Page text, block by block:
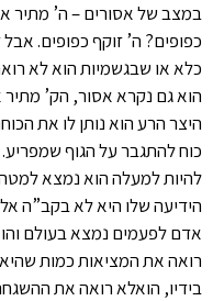
במצב של אסורים – ה’ מתיר
כפופים? ה’ זוקף כפופים.
כלא או שבגשמיות הוא לא
הוא גם נקרא אסור, הק’
היצר הרע הוא נותן לו את
כוח להתגבר על הגוף
להיות למעלה הוא נמצא
הידיעה שלו היא לא בקב”ה
אדם לפעמים נמצא בעולם
רואה את המציאות כמות
בידיו, הואלא רואה את